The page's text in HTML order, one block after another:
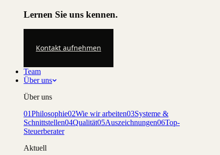
Lernen Sie uns kennen.
Kontakt aufnehmen
Team
Über uns
Über uns
01Philosophie02Wie wir arbeiten03Systeme &
Schnittstellen04Qualität05Auszeichnungen06Top-
Steuerberater
Aktuell